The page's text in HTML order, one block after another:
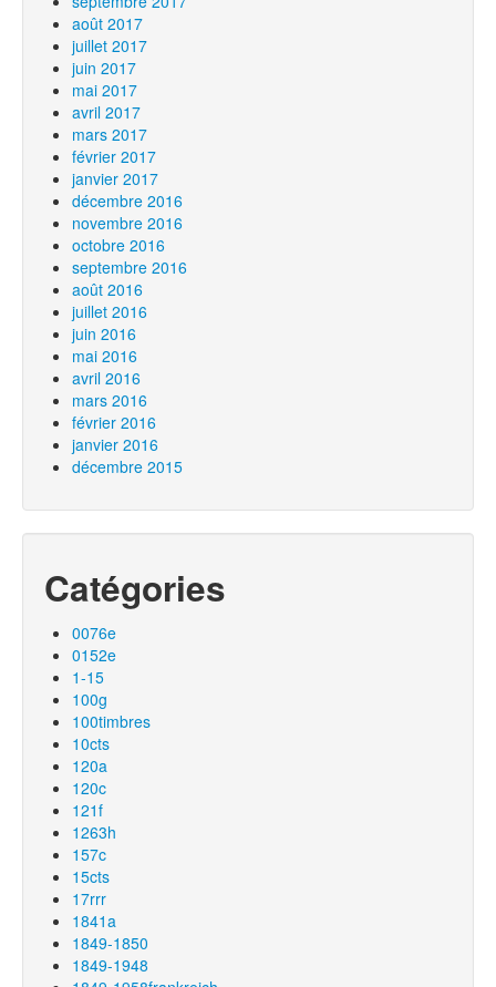
août 2017
juillet 2017
juin 2017
mai 2017
avril 2017
mars 2017
février 2017
janvier 2017
décembre 2016
novembre 2016
octobre 2016
septembre 2016
août 2016
juillet 2016
juin 2016
mai 2016
avril 2016
mars 2016
février 2016
janvier 2016
décembre 2015
Catégories
0076e
0152e
1-15
100g
100timbres
10cts
120a
120c
121f
1263h
157c
15cts
17rrr
1841a
1849-1850
1849-1948